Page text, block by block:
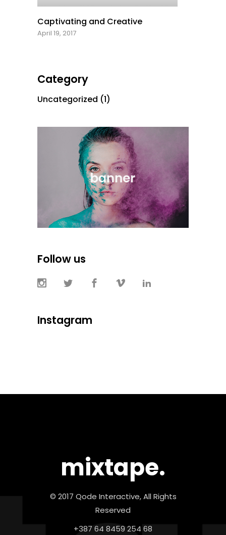
Captivating and Creative
April 19, 2017
Category
Uncategorized (1)
Follow us
Instagram
mixtape.
© 2017 Qode Interactive, All Rights
Reserved
+387 64 8459 254 68